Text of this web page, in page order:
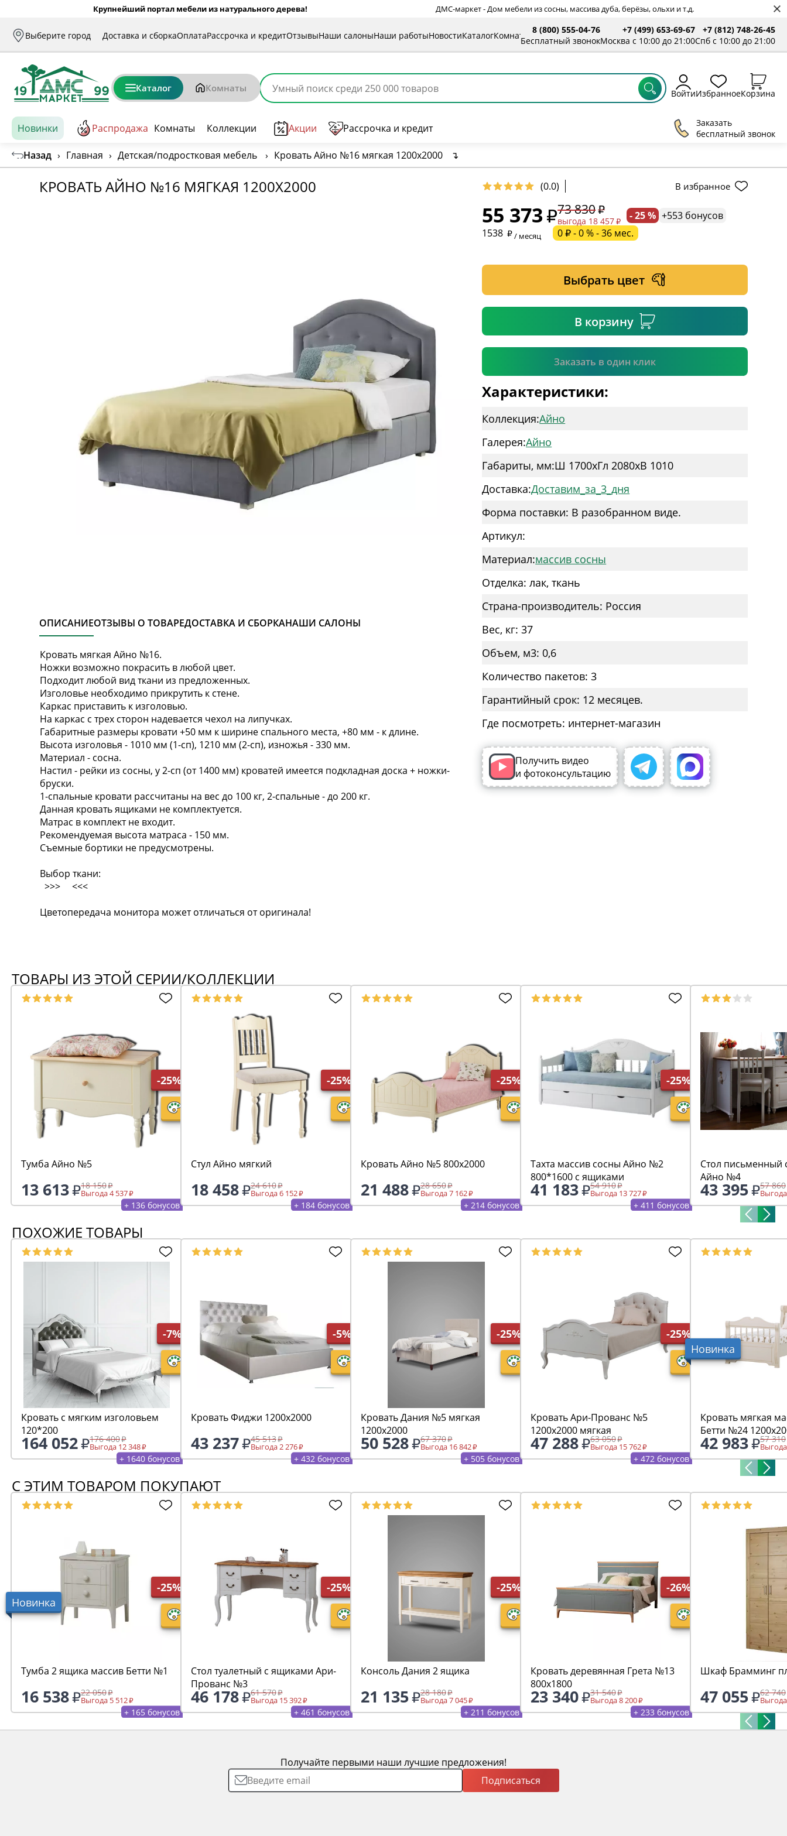
Крупнейший портал мебели из натурального дерева! ДМС-маркет - Дом мебели из сосны, массива дуба, берёзы, ольхи и т.д.
Выберите город Доставка и сборкаОплатаРассрочка и кредитОтзывыНаши салоныНаши работыНовостиКаталогКомнаты
8 (800) 555-04-76
Бесплатный звонок
+7 (499) 653-69-67
Москва с 10:00 до 21:00
+7 (812) 748-26-45
Спб с 10:00 до 21:00
Каталог Комнаты ВойтиИзбранноеКорзина
Новинки Распродажа Комнаты Коллекции Акции Рассрочка и кредит
Заказать
бесплатный звонок
Назад › Главная › Детская/подростковая мебель › Кровать Айно №16 мягкая 1200х2000 ↴
КРОВАТЬ АЙНО №16 МЯГКАЯ 1200Х2000 (0.0) В избранное
ОПИСАНИЕОТЗЫВЫ О ТОВАРЕДОСТАВКА И СБОРКАНАШИ САЛОНЫ
Кровать мягкая Айно №16.
Ножки возможно покрасить в любой цвет.
Подходит любой вид ткани из предложенных.
Изголовье необходимо прикрутить к стене.
Каркас приставить к изголовью.
На каркас с трех сторон надевается чехол на липучках.
Габаритные размеры кровати +50 мм к ширине спального места, +80 мм - к длине.
Высота изголовья - 1010 мм (1-сп), 1210 мм (2-сп), изножья - 330 мм.
Материал - сосна.
Настил - рейки из сосны, у 2-сп (от 1400 мм) кроватей имеется подкладная доска + ножки-
бруски.
1-спальные кровати рассчитаны на вес до 100 кг, 2-спальные - до 200 кг.
Данная кровать ящиками не комплектуется.
Матрас в комплект не входит.
Рекомендуемая высота матраса - 150 мм.
Съемные бортики не предусмотрены.
Выбор ткани:
>>> <<<
Цветопередача монитора может отличаться от оригинала!
55 373 73 830
выгода 18 457 - 25 % +553 бонусов
1538
/ месяц 0 ₽ - 0 % - 36 мес.
Выбрать цвет
В корзину
Заказать в один клик
* обязательное поле
* необязательное поле
Подтвердить
Характеристики:
Коллекция:Айно
Галерея:Айно
Габариты, мм:Ш 1700xГл 2080xВ 1010
Доставка:Доставим_за_3_дня
Форма поставки: В разобранном виде.
Артикул:
Материал:массив сосны
Отделка: лак, ткань
Страна-производитель: Россия
Вес, кг: 37
Объем, м3: 0,6
Количество пакетов: 3
Гарантийный срок: 12 месяцев.
Где посмотреть: интернет-магазин
Получить видео
и фотоконсультацию
ТОВАРЫ ИЗ ЭТОЙ СЕРИИ/КОЛЛЕКЦИИ
-25%
Тумба Айно №5
13 613 18 150
Выгода 4 537
+ 136 бонусов
-25%
Стул Айно мягкий
18 458 24 610
Выгода 6 152
+ 184 бонусов
-25%
Кровать Айно №5 800х2000
21 488 28 650
Выгода 7 162
+ 214 бонусов
-25%
Тахта массив сосны Айно №2
800*1600 с ящиками
41 183 54 910
Выгода 13 727
+ 411 бонусов
Стол письменный
Айно №4
43 395 57 860
ПОХОЖИЕ ТОВАРЫ
-7%
Кровать с мягким изголовьем
120*200
164 052 176 400
Выгода 12 348
+ 1640 бонусов
-5%
Кровать Фиджи 1200х2000
43 237 45 513
Выгода 2 276
+ 432 бонусов
-25%
Кровать Дания №5 мягкая
1200х2000
50 528 67 370
Выгода 16 842
+ 505 бонусов
-25%
Кровать Ари-Прованс №5
1200х2000 мягкая
47 288 63 050
Выгода 15 762
+ 472 бонусов
Новинка
Кровать мягкая
Бетти №24
42 983 57 310
С ЭТИМ ТОВАРОМ ПОКУПАЮТ
Новинка
-25%
Тумба 2 ящика массив Бетти №1
16 538 22 050
Выгода 5 512
+ 165 бонусов
-25%
Стол туалетный с ящиками Ари-
Прованс №3
46 178 61 570
Выгода 15 392
+ 461 бонусов
-25%
Консоль Дания 2 ящика
21 135 28 180
Выгода 7 045
+ 211 бонусов
-26%
Кровать деревянная Грета №13
800х1800
23 340 31 540
Выгода 8 200
+ 233 бонусов
Шкаф Брамминг
47 055 62 740
Получайте первыми наши лучшие предложения!
Подписаться